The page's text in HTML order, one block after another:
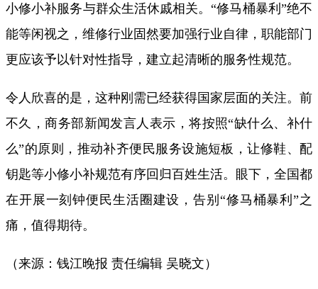
小修小补服务与群众生活休戚相关。“修马桶暴利”绝不
能等闲视之，维修行业固然要加强行业自律，职能部门
更应该予以针对性指导，建立起清晰的服务性规范。
令人欣喜的是，这种刚需已经获得国家层面的关注。前
不久，商务部新闻发言人表示，将按照“缺什么、补什
么”的原则，推动补齐便民服务设施短板，让修鞋、配
钥匙等小修小补规范有序回归百姓生活。眼下，全国都
在开展一刻钟便民生活圈建设，告别“修马桶暴利”之
痛，值得期待。
（来源：钱江晚报 责任编辑 吴晓文）